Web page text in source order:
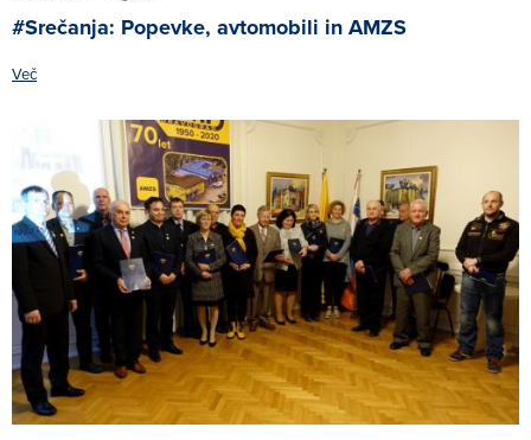
#Srečanja: Popevke, avtomobili in AMZS
Več